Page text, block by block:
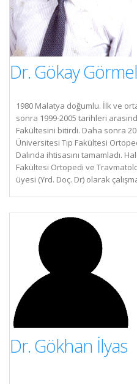
Dr. Gökay
1980 Malatya doğumlu. İlk ve
sonra 1999-2005 tarihleri
Fakültesini bitirdi. Daha sonra
Üniversitesi Tıp Fakültesi
Dalında ihtisasını tamamladı.
Fakültesi Ortopedi ve
üyesi (Yrd. Doç. Dr) olarak
Dr. Gökhan İlyas